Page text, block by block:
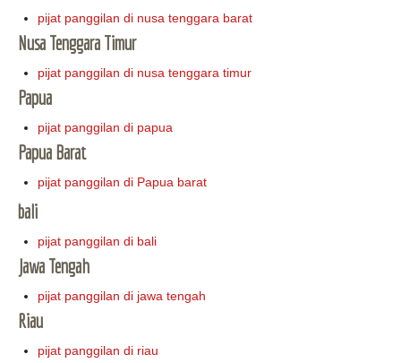
pijat panggilan di nusa tenggara barat
Nusa Tenggara Timur
pijat panggilan di nusa tenggara timur
Papua
pijat panggilan di papua
Papua Barat
pijat panggilan di Papua barat
bali
pijat panggilan di bali
Jawa Tengah
pijat panggilan di jawa tengah
Riau
pijat panggilan di riau